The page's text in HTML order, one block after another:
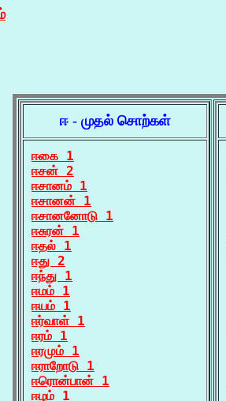
ஈ - முதல் சொற்கள்
ஈகை 1
ஈசன் 2
ஈசானம் 1
ஈசானன் 1
ஈசானனோடு 1
ஈசுரன் 1
ஈதல் 1
ஈது 2
ஈந்து 1
ஈமம் 1
ஈயம் 1
ஈர்வாள் 1
ஈரம் 1
ஈரமும் 1
ஈராறோடு 1
ஈரொன்பான் 1
ஈழம் 1